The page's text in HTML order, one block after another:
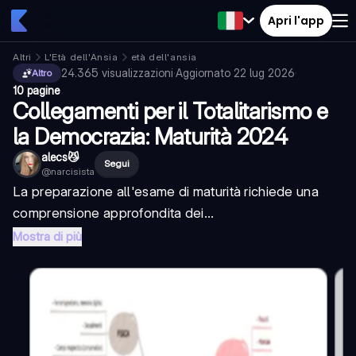
Apri l'app
Altri L'Età dell'Ansia
età dell'ansia
Altro
24.365 visualizzazioni·Aggiornato 22 lug 2026·
10 pagine
Collegamenti per il Totalitarismo e
la Democrazia: Maturità 2024
alecs😼
@narcisista
Segui
La preparazione all'esame di maturità richiede una
comprensione approfondita dei...
Mostra di più